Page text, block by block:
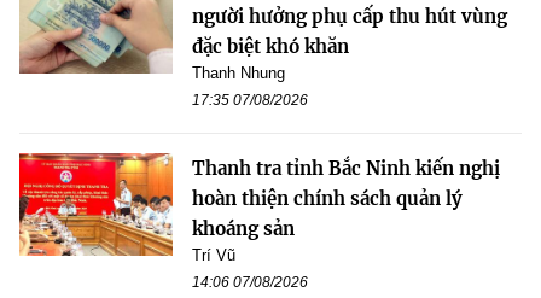
người hưởng phụ cấp thu hút vùng
đặc biệt khó khăn
Thanh Nhung
17:35 07/08/2026
Thanh tra tỉnh Bắc Ninh kiến nghị
hoàn thiện chính sách quản lý
khoáng sản
Trí Vũ
14:06 07/08/2026